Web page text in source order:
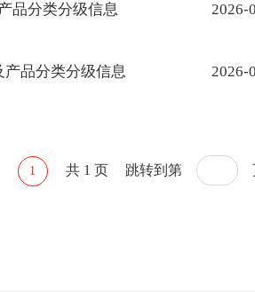
品分类分级信息 2026-
产品分类分级信息 2026-
1 共 1 页 跳转到第